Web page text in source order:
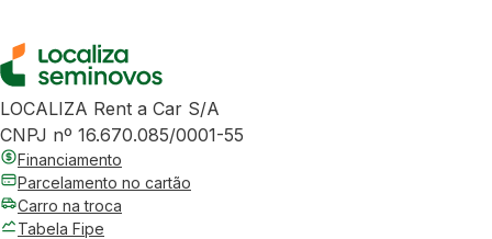
LOCALIZA Rent a Car S/A
CNPJ nº 16.670.085/0001-55
Financiamento
Parcelamento no cartão
Carro na troca
Tabela Fipe